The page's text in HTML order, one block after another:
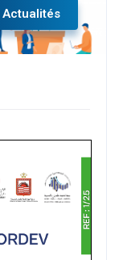
Actualités